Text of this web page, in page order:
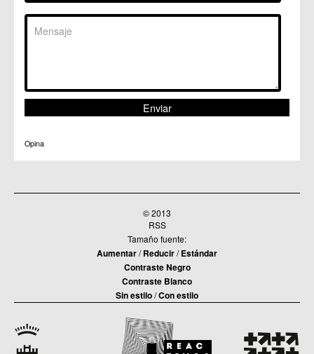
Opina
© 2013
RSS
Tamaño fuente:
Aumentar/Reducir/Estándar
Contraste Negro
Contraste Blanco
Sin estilo/Con estilo